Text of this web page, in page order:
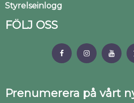
Styrelseinlogg
FÖLJ OSS
Prenumerera på vårt